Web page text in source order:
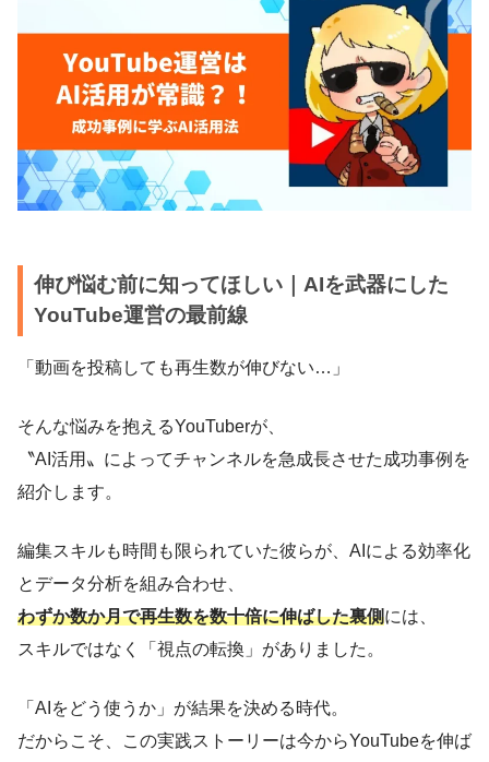
伸び悩む前に知ってほしい｜AIを武器にした
YouTube運営の最前線
「動画を投稿しても再生数が伸びない…」
そんな悩みを抱えるYouTuberが、
〝AI活用〟によってチャンネルを急成長させた成功事例を
紹介します。
編集スキルも時間も限られていた彼らが、AIによる効率化
とデータ分析を組み合わせ、
わずか数か月で再生数を数十倍に伸ばした裏側には、
スキルではなく「視点の転換」がありました。
「AIをどう使うか」が結果を決める時代。
だからこそ、この実践ストーリーは今からYouTubeを伸ば